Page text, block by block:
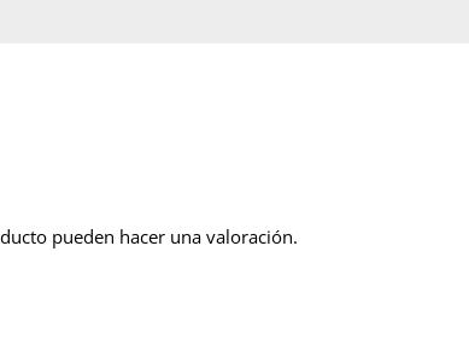
pueden hacer una valoración.